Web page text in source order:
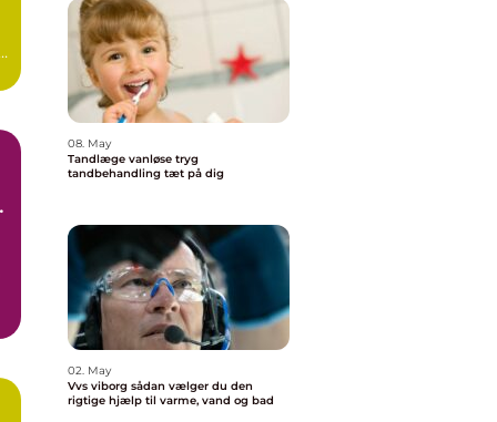
08. May
Tandlæge vanløse tryg
tandbehandling tæt på dig
02. May
Vvs viborg sådan vælger du den
rigtige hjælp til varme, vand og bad